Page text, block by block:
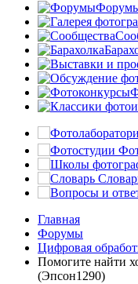
Главная
Форумы
Цифровая
Помогите найти
(Эпсон1290)